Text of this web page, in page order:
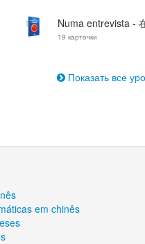
Numa entrevista -
19 карточки
Показать все
em chinês